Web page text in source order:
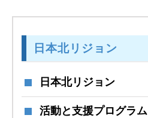
日本北リジョン
日本北リジョン
活動と支援プログラム